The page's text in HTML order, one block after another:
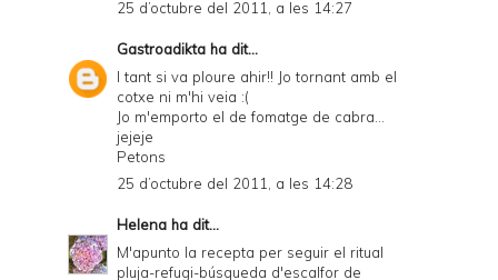
25 d’octubre del 2011, a les 14:27
Gastroadikta ha dit...
I tant si va ploure ahir!! Jo tornant amb el
cotxe ni m'hi veia :(
Jo m'emporto el de fomatge de cabra...
jejeje
Petons
25 d’octubre del 2011, a les 14:28
Helena ha dit...
M'apunto la recepta per seguir el ritual
pluja-refugi-búsqueda d'escalfor de